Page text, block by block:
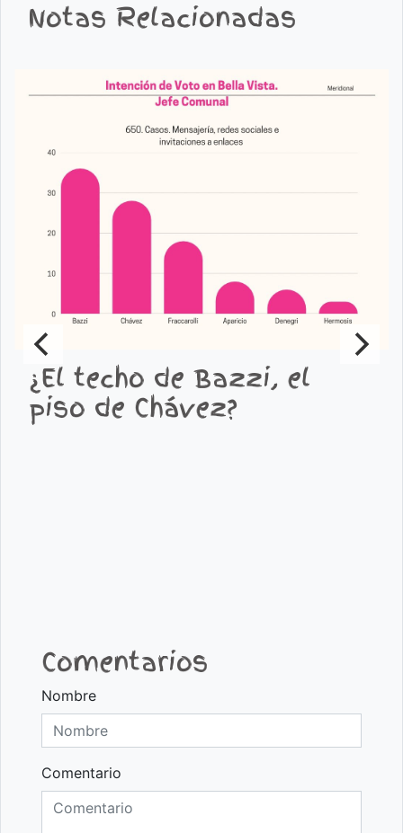
Notas Relacionadas
¿El techo de Bazzi, el
piso de Chávez?
Comentarios
Nombre
Comentario